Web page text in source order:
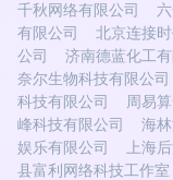
千秋网络有限公司
有限公司
北京连接
公司
济南德蓝化工
奈尔生物科技有限公司
科技有限公司
周易
峰科技有限公司
海
娱乐有限公司
上海
县富利网络科技工作室